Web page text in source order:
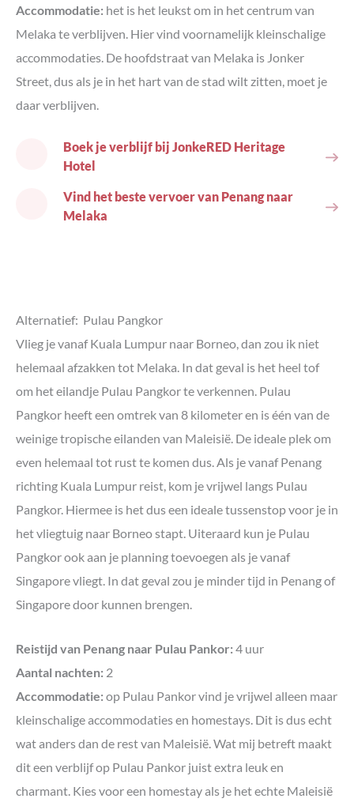
Accommodatie: het is het leukst om in het centrum van
Melaka te verblijven. Hier vind voornamelijk kleinschalige
accommodaties. De hoofdstraat van Melaka is Jonker
Street, dus als je in het hart van de stad wilt zitten, moet je
daar verblijven.
Boek je verblijf bij JonkeRED Heritage
Hotel
Vind het beste vervoer van Penang naar
Melaka
Alternatief: Pulau Pangkor
Vlieg je vanaf Kuala Lumpur naar Borneo, dan zou ik niet
helemaal afzakken tot Melaka. In dat geval is het heel tof
om het eilandje Pulau Pangkor te verkennen. Pulau
Pangkor heeft een omtrek van 8 kilometer en is één van de
weinige tropische eilanden van Maleisië. De ideale plek om
even helemaal tot rust te komen dus. Als je vanaf Penang
richting Kuala Lumpur reist, kom je vrijwel langs Pulau
Pangkor. Hiermee is het dus een ideale tussenstop voor je in
het vliegtuig naar Borneo stapt. Uiteraard kun je Pulau
Pangkor ook aan je planning toevoegen als je vanaf
Singapore vliegt. In dat geval zou je minder tijd in Penang of
Singapore door kunnen brengen.
Reistijd van Penang naar Pulau Pankor: 4 uur
Aantal nachten: 2
Accommodatie: op Pulau Pankor vind je vrijwel alleen maar
kleinschalige accommodaties en homestays. Dit is dus echt
wat anders dan de rest van Maleisië. Wat mij betreft maakt
dit een verblijf op Pulau Pankor juist extra leuk en
charmant. Kies voor een homestay als je het echte Maleisië